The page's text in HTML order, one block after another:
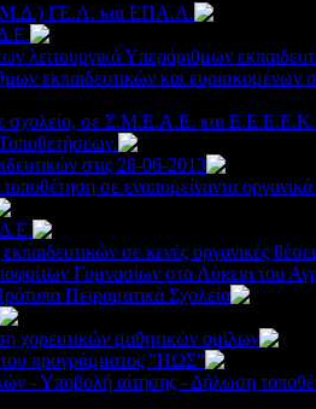
(Μ.Δ.) ΓΕ.Λ. και ΕΠΑ.Λ.
λειτουργικά Υπεράριθμων
εκπαιδευτικών και
σχολείο, σε Σ.Μ.Ε.Α.Ε. και
στις 28-06-2013
σε εναπομείναντα
σε κενές οργανικές
Γυμνασίων στα Λύκεια του
Πειραματικά Σχολεία
χορευτικών μαθητικών ομίλων
του προγράμματος "ΗΩΣ"
- Υποβολή αίτησης - Δήλωση